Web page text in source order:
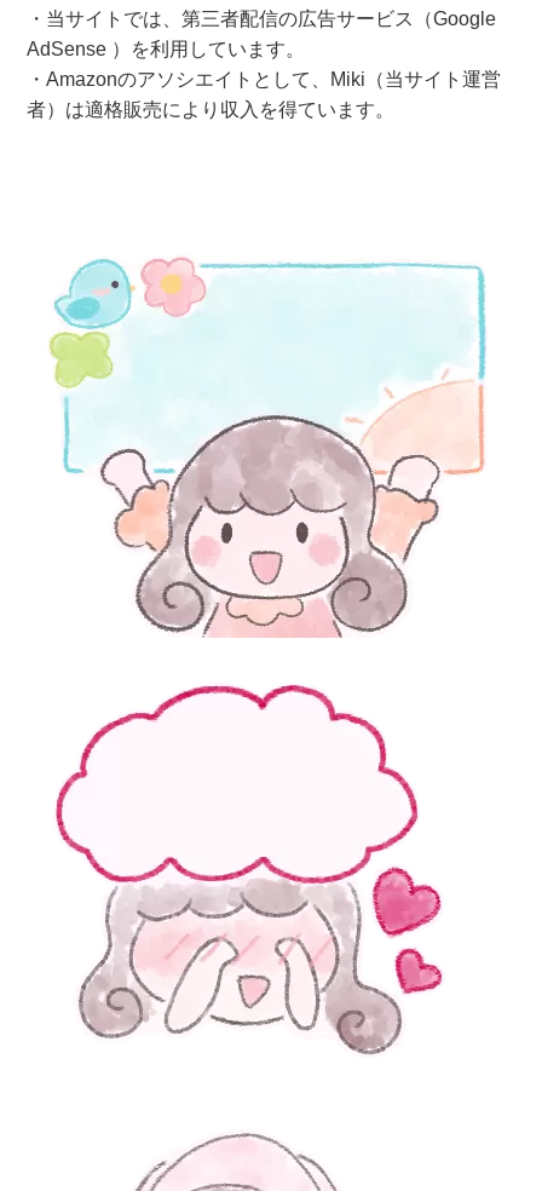
・当サイトでは、第三者配信の広告サービス（Google
AdSense ）を利用しています。
・Amazonのアソシエイトとして、Miki（当サイト運営
者）は適格販売により収入を得ています。